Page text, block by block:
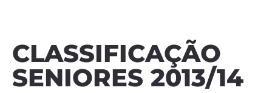
CLASSIFICAÇÃO
SENIORES 2013/14